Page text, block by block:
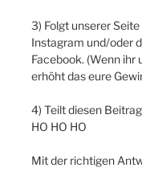
3) Folgt unserer Seite
Instagram und/oder
Facebook. (Wenn
erhöht das eure
4) Teilt diesen
HO HO HO
Mit der richtigen